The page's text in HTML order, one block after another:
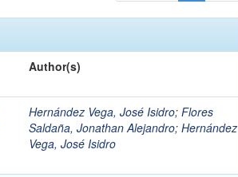
Author(s)
Hernández Vega, José Isidro; Flores
Saldaña, Jonathan Alejandro; Hernández
Vega, José Isidro